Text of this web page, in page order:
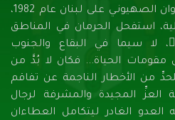
بفعل التداعيات الكبرى للعدوان الصهيونـي على لبنان عام 1982،
استفحل الحرمان في المناطق
ً، لا سيما في البقاع والجنوب
مقومات الحياة... فكان لا بُدَّ من
من الأخطار الناجمة عن تفاقم
العزِّ المجيدة والمشرفة لرجال
العدو الغادر ليتكامل العطاءان